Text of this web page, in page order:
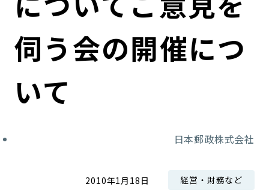
関連事業
IRカレンダー
社会
ガバナンス
伺う会の開催につ
いて
日本郵政株式会社
2010年1月18日 経営・財務など